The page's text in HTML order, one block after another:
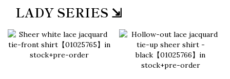
LADY SERIES ⇲